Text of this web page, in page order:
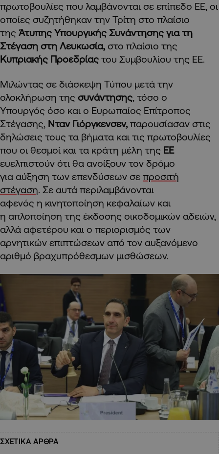
πρωτοβουλίες που λαμβάνονται σε επίπεδο ΕΕ, οι
οποίες συζητήθηκαν την Τρίτη στο πλαίσιο
της Άτυπης Υπουργικής Συνάντησης για τη
Στέγαση στη Λευκωσία, στο πλαίσιο της
Κυπριακής Προεδρίας του Συμβουλίου της ΕΕ.
Μιλώντας σε διάσκεψη Τύπου μετά την
ολοκλήρωση της συνάντησης, τόσο ο
Υπουργός όσο και ο Ευρωπαίος Επίτροπος
Στέγασης, Νταν Γιόργκενσεν, παρουσίασαν στις
δηλώσεις τους τα βήματα και τις πρωτοβουλίες
που οι θεσμοί και τα κράτη μέλη της ΕΕ
ευελπιστούν ότι θα ανοίξουν τον δρόμο
για αύξηση των επενδύσεων σε προσιτή
στέγαση. Σε αυτά περιλαμβάνονται
αφενός η κινητοποίηση κεφαλαίων και
η απλοποίηση της έκδοσης οικοδομικών αδειών,
αλλά αφετέρου και ο περιορισμός των
αρνητικών επιπτώσεων από τον αυξανόμενο
αριθμό βραχυπρόθεσμων μισθώσεων.
ΣΧΕΤΙΚΑ ΑΡΘΡΑ